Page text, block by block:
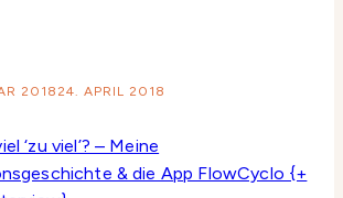
2018 24. APRIL 2018